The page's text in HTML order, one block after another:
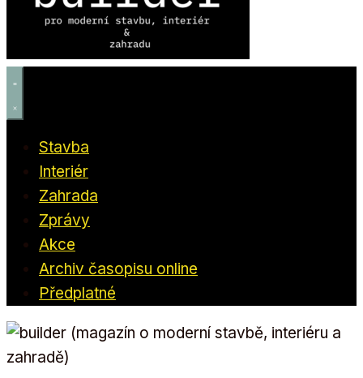
Stavba
Interiér
Zahrada
Zprávy
Akce
Archiv časopisu online
Předplatné